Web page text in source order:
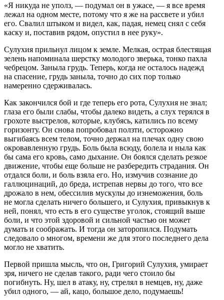
«Я никуда не уполз, — подумал он в ужасе, — я все время
лежал на одном месте, потому что я же на рассвете и убил
его. Свалил штыком и видел, как, падая, немец снял с себя
каску и, поставив рядом, опустил в нее руку».
Сулухия прильнул лицом к земле. Мелкая, острая блестящая
зелень напоминала шерстку молодого зверька, тонко пахла
чебрецом. Заныла грудь. Теперь, когда не осталось надежд
на спасение, грудь заныла, точно до сих пор только
намеренно сдерживалась.
Как закончился бой и где теперь его рота, Сулухия не знал;
глаза его были слабы, чтобы далеко видеть, а слух терялся в
грохоте выстрелов, которые, клубясь, катились по всему
горизонту. Он снова попробовал ползти, осторожно
выгибаясь всем телом, точно держал на плечах одну свою
окровавленную грудь. Боль была всюду, болела и ныла как
бы сама его кровь, само дыхание. Он боялся сделать резкое
движение, чтобы еще больше не разбередить страдания. Он
отдался боли, и боль взяла его. Но, измучив сознание до
галлюцинаций, до бреда, истрепав нервы до того, что все
дрожало в нем, обессилив мускулы до изнеможения, боль
не могла сделать ничего большего, и Сулухия, привыкнув к
ней, понял, что есть в его существе уголок, стоящий выше
боли, и что этой здоровой и сильной частью он может
думать и соображать. И тогда он заторопился. Подумать
следовало о многом, времени же для этого последнего дела
могло не хватить.
Первой пришла мысль, что он, Григорий Сулухия, умирает
зря, ничего не сделав такого, ради чего стоило бы
погибнуть. Ну, шел в атаку, ну, стрелял в немцев, ну, даже
убил одного, — ай, кацо, большое дело, подумаешь!